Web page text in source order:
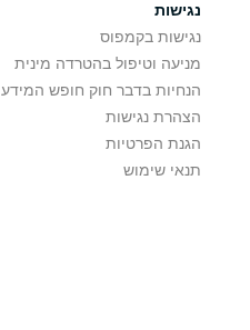
נגישות
נגישות בקמפוס
מניעה וטיפול בהטרדה מינית
הנחיות בדבר חוק חופש המידע
הצהרת נגישות
הגנת הפרטיות
תנאי שימוש